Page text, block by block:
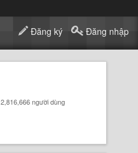
Đăng ký Đăng nhập
2,816,666 người dùng